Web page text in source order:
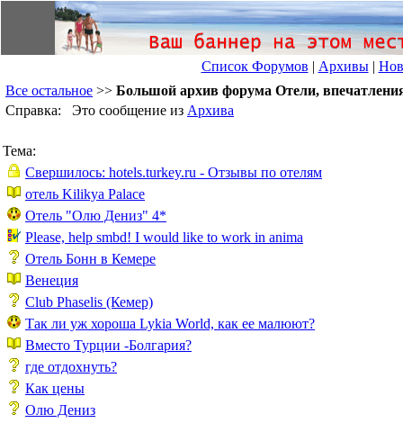
Список Форумов | Архивы|
Все остальное >> Большой архив форума Отели,
Справка: Это сообщение из Архива
Тема:
Свершилось: hotels.turkey.ru - Отзывы по отелям
отель Kilikya Palace
Отель "Олю Дениз" 4*
Please, help smbd! I would like to work in anima
Отель Бонн в Кемере
Венеция
Club Phaselis (Кемер)
Так ли уж хороша Lykia World, как ее малюют?
Вместо Турции -Болгария?
где отдохнуть?
Как цены
Олю Дениз